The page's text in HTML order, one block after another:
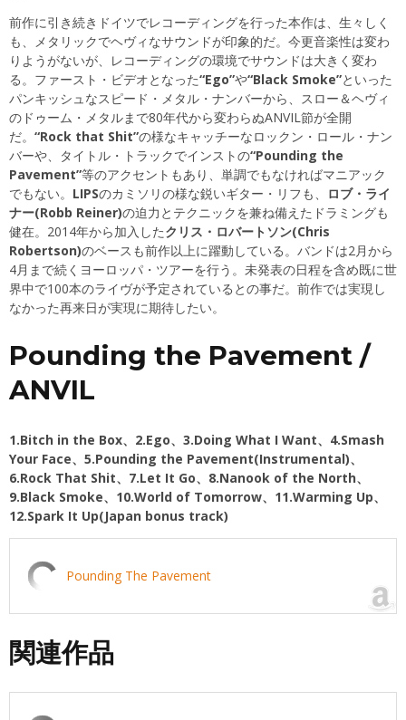
前作に引き続きドイツでレコーディングを行った本作は、生々しく
も、メタリックでヘヴィなサウンドが印象的だ。今更音楽性は変わ
りようがないが、レコーディングの環境でサウンドは大きく変わ
る。ファースト・ビデオとなった“Ego”や“Black Smoke”といった
パンキッシュなスピード・メタル・ナンバーから、スロー＆ヘヴィ
のドゥーム・メタルまで80年代から変わらぬANVIL節が全開
だ。 “Rock that Shit”の様なキャッチーなロックン・ロール・ナン
バーや、タイトル・トラックでインストの“Pounding the
Pavement”等のアクセントもあり、単調でもなければマニアック
でもない。 LIPSのカミソリの様な鋭いギター・リフも、
ロブ・ライ
ナー(Robb Reiner)の迫力とテクニックを兼ね備えたドラミングも
健在。2014年から加入したクリス・ロバートソン(Chris
Robertson)のベースも前作以上に躍動している。バンドは2月から
4月まで続くヨーロッパ・ツアーを行う。未発表の日程を含め既に世
界中で100本のライヴが予定されているとの事だ。前作では実現し
なかった再来日が実現に期待したい。
Pounding the Pavement /
ANVIL
1.Bitch in the Box、2.Ego、3.Doing What I Want、4.Smash
Your Face、5.Pounding the Pavement(Instrumental)、
6.Rock That Shit、7.Let It Go、8.Nanook of the North、
9.Black Smoke、10.World of Tomorrow、11.Warming Up、
12.Spark It Up(Japan bonus track)
Pounding The Pavement
関連作品